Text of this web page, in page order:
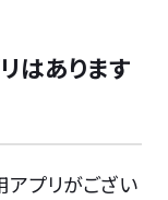
はあります
プリがござい